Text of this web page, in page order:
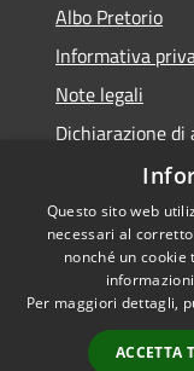
Albo Pretorio
Informativa
Note legali
Dichiarazione di
Accessibilità
Privacy
Questo sito web
necessari al
nonché un
Per maggiori dettagli,
ACCETTA